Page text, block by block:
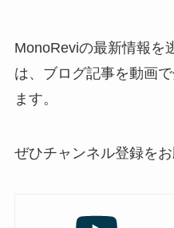
MonoReviの最新情報を
は、ブログ記事を動画
ます。
ぜひチャンネル登録をお